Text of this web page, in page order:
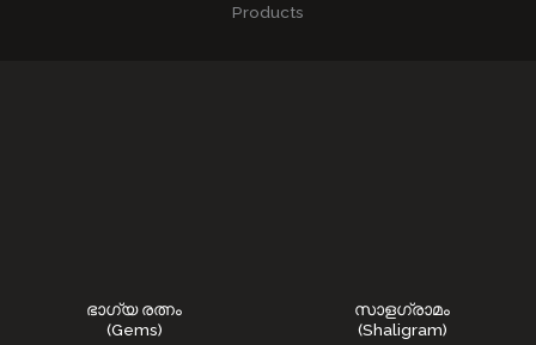
Products
ഭാഗ്യ രത്നം
(Gems)
സാളഗ്രാമം
(Shaligram)